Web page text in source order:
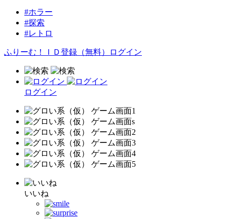
#ホラー
#探索
#レトロ
ふりーむ！ＩＤ登録（無料） ログイン
ログイン
いいね